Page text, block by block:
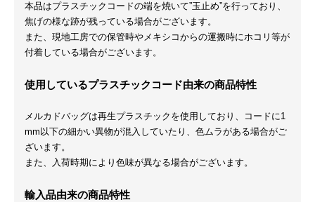
本品はプラスチックコードの端を焼いて”玉止め”を行っており、
焦げの様な跡が残っている場合がございます。
また、現地工房での保管時やメキシコからの運搬時にホコリ等が
付着している場合がございます。
使用しているプラスチックコード由来の商品特性
メルカドバッグは再生プラスチックを使用しており、コードに1
mm以下の細かい異物が混入していたり、色ムラがある場合がご
ざいます。
また、入荷時期により色味が異なる場合がございます。
輸入品由来の商品特性